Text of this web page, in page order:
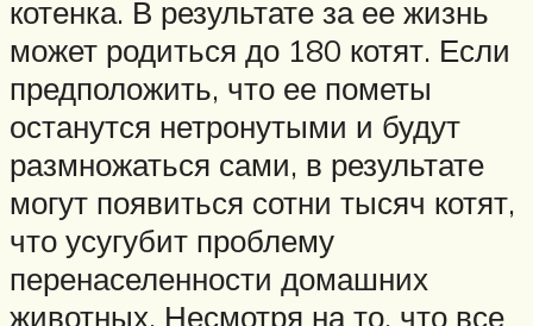
котенка. В результате за ее жизнь
может родиться до 180 котят. Если
предположить, что ее пометы
останутся нетронутыми и будут
размножаться сами, в результате
могут появиться сотни тысяч котят,
что усугубит проблему
перенаселенности домашних
животных. Несмотря на то, что все